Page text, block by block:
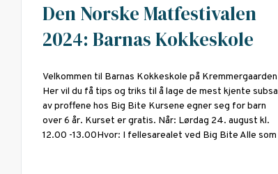
Den Norske Matfestivalen
2024: Barnas Kokkeskole
Velkommen til Barnas Kokkeskole på Kremmergaarden
Her vil du få tips og triks til å lage de mest kjente subsa
av proffene hos Big Bite Kursene egner seg for barn
over 6 år. Kurset er gratis. Når: Lørdag 24. august kl.
12.00 -13.00Hvor: I fellesarealet ved Big Bite Alle som